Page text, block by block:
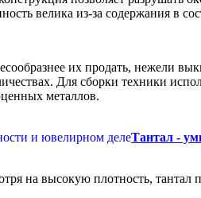
велика из-за содержания в
их продать, нежели
Для сборки техники
металлов.
Тантал -
на высокую плотность, тантал